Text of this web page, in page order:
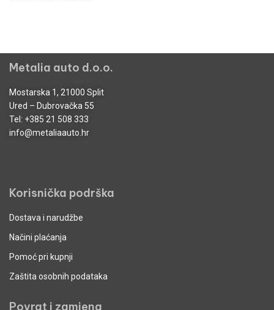
Metalia auto d.o.o.
Mostarska 1, 21000 Split
Ured – Dubrovačka 55
Tel: +385 21 508 333
info@metaliaauto.hr
Korisnička podrška
Dostava i narudžbe
Načini plaćanja
Pomoć pri kupnji
Zaštita osobnih podataka
Povrat i zamjena